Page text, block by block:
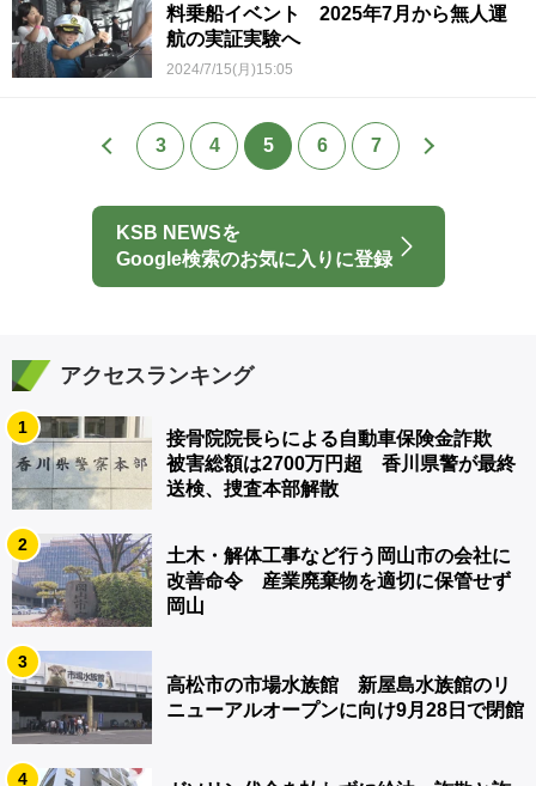
料乗船イベント 2025年7月から無人運
航の実証実験へ
2024/7/15(月)15:05
3 4 5 6 7
KSB NEWSを
Google検索のお気に入りに登録
アクセスランキング
1
接骨院院長らによる自動車保険金詐欺
被害総額は2700万円超 香川県警が最終
送検、捜査本部解散
2
土木・解体工事など行う岡山市の会社に
改善命令 産業廃棄物を適切に保管せず
岡山
3
高松市の市場水族館 新屋島水族館のリ
ニューアルオープンに向け9月28日で閉館
4